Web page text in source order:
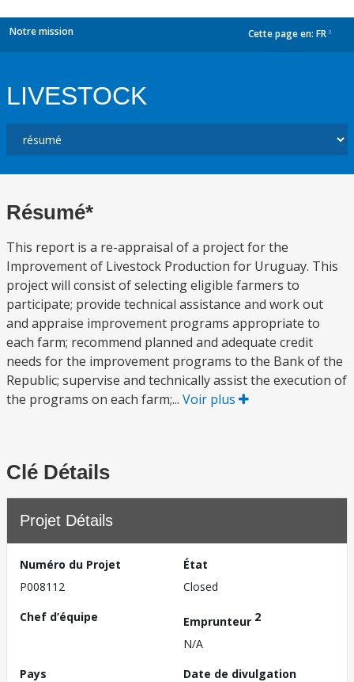
Notre mission Cette page en: FR
LIVESTOCK
Résumé*
This report is a re-appraisal of a project for the
Improvement of Livestock Production for Uruguay. This
project will consist of selecting eligible farmers to
participate; provide technical assistance and work out
and appraise improvement programs appropriate to
each farm; recommend planned and adequate credit
needs for the improvement programs to the Bank of the
Republic; supervise and technically assist the execution of
the programs on each farm;... Voir plus
Clé Détails
Projet Détails
Numéro du Projet
P008112
État
Closed
Chef d’équipe
Emprunteur 2
N/A
Pays
Date de divulgation